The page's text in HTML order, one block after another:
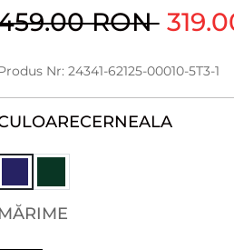
RON
Nr: 24341-62125-00010-5T3-1
CERNEALA
MĂRIME